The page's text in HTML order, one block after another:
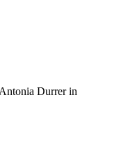
Durrer in